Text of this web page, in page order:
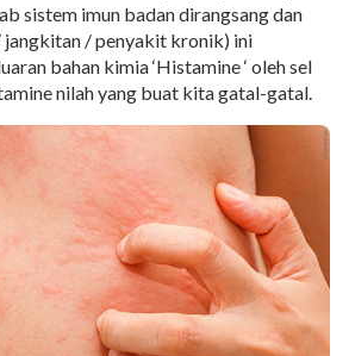
sistem imun badan dirangsang dan
jangkitan / penyakit kronik) ini
bahan kimia ‘Histamine ‘ oleh sel
nilah yang buat kita gatal-gatal.